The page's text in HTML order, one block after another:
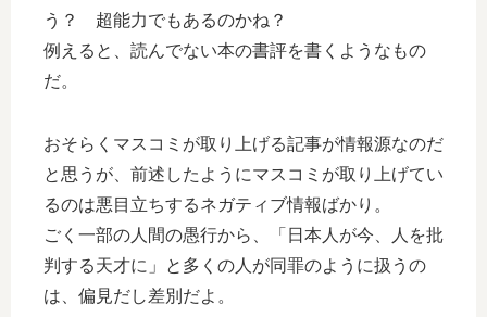
う？ 超能力でもあるのかね？
例えると、読んでない本の書評を書くようなもの
だ。
おそらくマスコミが取り上げる記事が情報源なのだ
と思うが、前述したようにマスコミが取り上げてい
るのは悪目立ちするネガティブ情報ばかり。
ごく一部の人間の愚行から、「日本人が今、人を批
判する天才に」と多くの人が同罪のように扱うの
は、偏見だし差別だよ。